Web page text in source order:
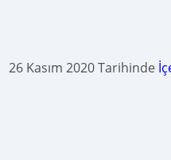
26 Kasım 2020 Tarihinde